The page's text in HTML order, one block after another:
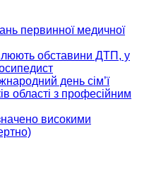
первинної медичної
обставини ДТП, у
день сім’ї
області з професійним
високими